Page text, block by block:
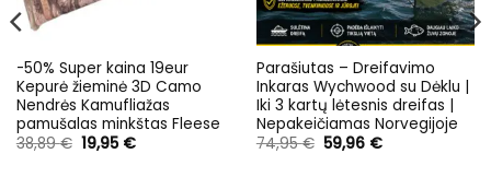
-50% Super kaina 19eur
Kepurė žieminė 3D Camo
Nendrės Kamufliažas
pamušalas minkštas Fleese
38,89€ Original
price
19,95 €Current
Parašiutas – Dreifavimo
Inkaras Wychwood su Dėklu |
Iki 3 kartų lėtesnis dreifas |
Nepakeičiamas Norvegijoje
74,95€ Original
price
59,96 €Current